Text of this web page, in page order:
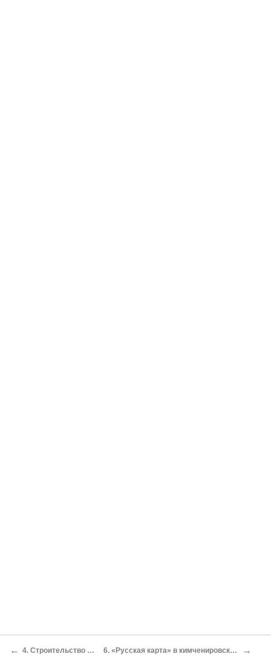
← 4. Строительство «могущественной державы» — миф и реальность 6. «Русская карта» в кимченировской игре Российско-северокорейский саммит в Пхеньяне «Ракетная шутка» Ким Чен Ира →